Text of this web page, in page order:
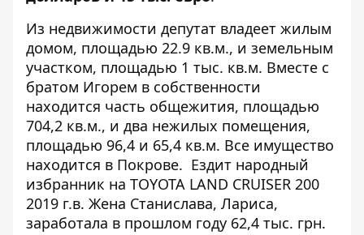
Из недвижимости депутат владеет жилым
домом, площадью 22.9 кв.м., и земельным
участком, площадью 1 тыс. кв.м. Вместе с
братом Игорем в собственности
находится часть общежития, площадью
704,2 кв.м., и два нежилых помещения,
площадью 96,4 и 65,4 кв.м. Все имущество
находится в Покрове. Ездит народный
избранник на TOYOTA LAND CRUISER 200
2019 г.в. Жена Станислава, Лариса,
заработала в прошлом году 62,4 тыс. грн.